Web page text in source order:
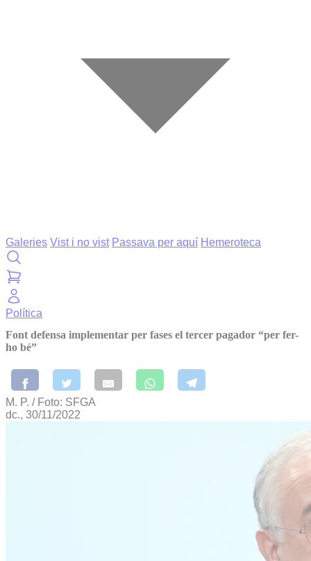
Galeries Vist i no vist Passava per aquí Hemeroteca
Política
Font defensa implementar per fases el tercer pagador “per fer-
ho bé”
M. P. / Foto: SFGA
dc., 30/11/2022